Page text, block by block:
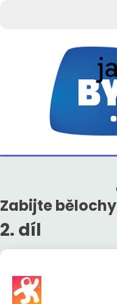
Zabijte bělochy
2. díl